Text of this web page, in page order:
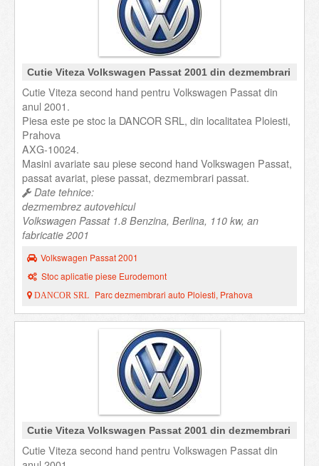
Cutie Viteza Volkswagen Passat 2001 din dezmembrari
Cutie Viteza second hand pentru Volkswagen Passat din
anul 2001.
Piesa este pe stoc la DANCOR SRL, din localitatea Ploiesti,
Prahova
AXG-10024.
Masini avariate sau piese second hand Volkswagen Passat,
passat avariat, piese passat, dezmembrari passat.
Date tehnice:
dezmembrez autovehicul
Volkswagen Passat 1.8 Benzina, Berlina, 110 kw, an
fabricatie 2001
Volkswagen Passat 2001
Stoc aplicatie piese Eurodemont
DANCOR SRL Parc dezmembrari auto Ploiesti, Prahova
Cutie Viteza Volkswagen Passat 2001 din dezmembrari
Cutie Viteza second hand pentru Volkswagen Passat din